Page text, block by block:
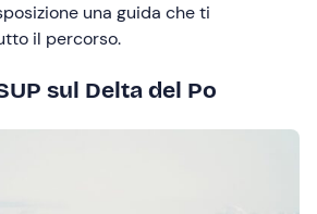
una guida che ti
il percorso.
sul Delta del Po